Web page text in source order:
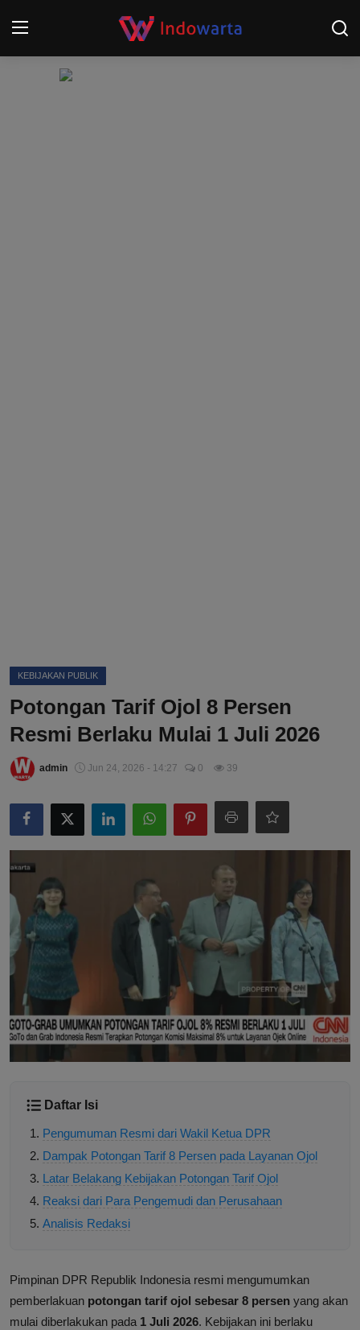
KEBIJAKAN PUBLIK
Potongan Tarif Ojol 8 Persen
Resmi Berlaku Mulai 1 Juli 2026
admin Jun 24, 2026 - 14:27 0 39
Daftar Isi
Pengumuman Resmi dari Wakil Ketua DPR
Dampak Potongan Tarif 8 Persen pada Layanan Ojol
Latar Belakang Kebijakan Potongan Tarif Ojol
Reaksi dari Para Pengemudi dan Perusahaan
Analisis Redaksi
Pimpinan DPR Republik Indonesia resmi mengumumkan
pemberlakuan potongan tarif ojol sebesar 8 persen yang akan
mulai diberlakukan pada 1 Juli 2026. Kebijakan ini berlaku